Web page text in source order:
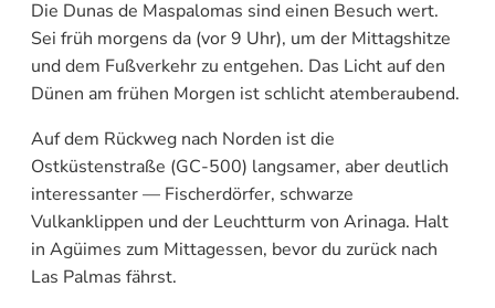
Die Dunas de Maspalomas sind einen Besuch wert.
Sei früh morgens da (vor 9 Uhr), um der Mittagshitze
und dem Fußverkehr zu entgehen. Das Licht auf den
Dünen am frühen Morgen ist schlicht atemberaubend.
Auf dem Rückweg nach Norden ist die
Ostküstenstraße (GC-500) langsamer, aber deutlich
interessanter — Fischerdörfer, schwarze
Vulkanklippen und der Leuchtturm von Arinaga. Halt
in Agüimes zum Mittagessen, bevor du zurück nach
Las Palmas fährst.